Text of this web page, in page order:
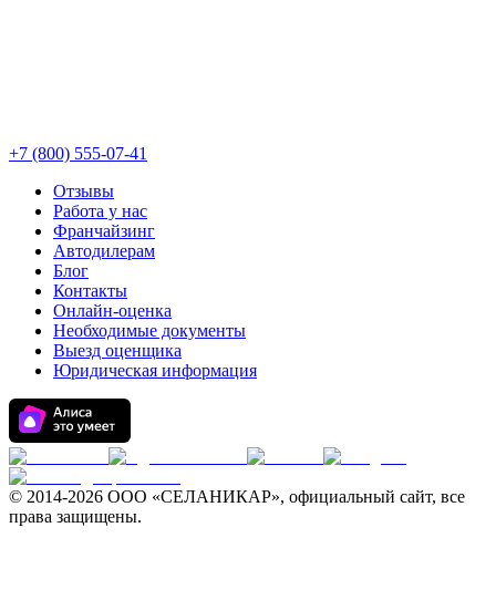
+7 (800) 555-07-41
Отзывы
Работа у нас
Франчайзинг
Автодилерам
Блог
Контакты
Онлайн-оценка
Необходимые документы
Выезд оценщика
Юридическая информация
© 2014-2026 ООО «СЕЛАНИКАР», официальный сайт, все
права защищены.